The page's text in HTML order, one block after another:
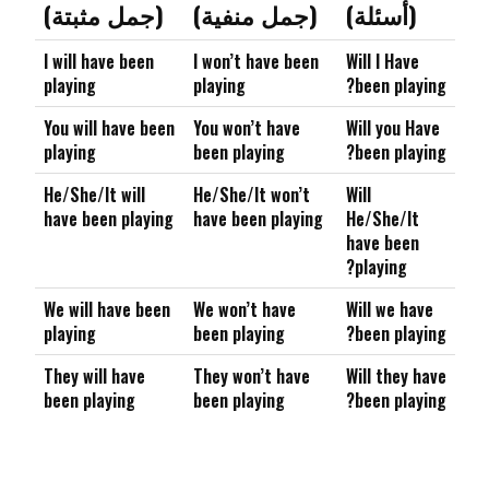
(أسئلة) (جمل منفية) (جمل مثبتة)
Will I Have
been playing?
I won’t have been
playing
I will have been
playing
Will you Have
been playing?
You won’t have
been playing
You will have been
playing
Will
He/She/It
have been
playing?
He/She/It won’t
have been playing
He/She/It will
have been playing
Will we have
been playing?
We won’t have
been playing
We will have been
playing
Will they have
been playing?
They won’t have
been playing
They will have
been playing